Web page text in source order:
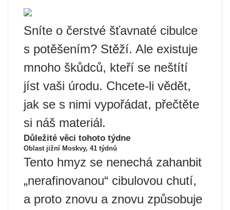
Sníte o čerstvé šťavnaté cibulce
s potěšením? Stěží. Ale existuje
mnoho škůdců, kteří se neštítí
jíst vaši úrodu. Chcete-li vědět,
jak se s nimi vypořádat, přečtěte
si náš materiál.
Důležité věci tohoto týdne
Oblast jižní Moskvy, 41 týdnů
Tento hmyz se nenechá zahanbit
„nerafinovanou“ cibulovou chutí,
a proto znovu a znovu způsobuje